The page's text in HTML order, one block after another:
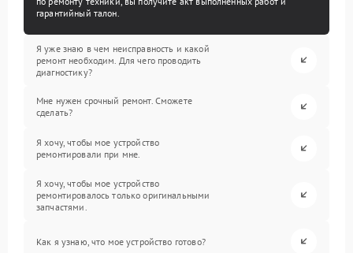
гарантийный талон.
Я уже знаю в чем неисправность и какой
ремонт необходим. Для чего проводить
диагностику?
Мне нужен срочный ремонт. Сможете
сделать?
Я хочу, чтобы мое устройство
ремонтировали при мне.
Я хочу, чтобы мое устройство
ремонтировалось только оригинальными
запчастями.
Как я узнаю, что мое устройство готово?